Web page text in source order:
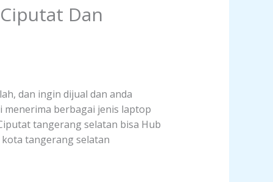
Dan
dan ingin dijual dan anda
menerima berbagai jenis laptop
tangerang selatan bisa Hub
kota tangerang selatan